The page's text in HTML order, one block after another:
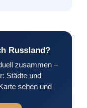
Russland?
zusammen –
Städte und
sehen und